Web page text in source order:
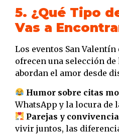
5. ¿Qué Tipo
Vas a
Los eventos San Valentín
ofrecen una selección
abordan el amor desde
Humor sobre citas
WhatsApp y la locura de
Parejas y convivencia
vivir juntos, las